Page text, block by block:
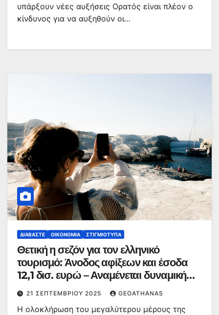
υπάρξουν νέες αυξήσεις Ορατός είναι πλέον ο
κίνδυνος για να αυξηθούν οι…
ΔΙΑΒΆΣΤΕ ΟΙΚΟΝΟΜΊΑ ΣΤΙΓΜΙΌΤΥΠΑ
Θετική η σεζόν για τον ελληνικό
τουρισμό: Άνοδος αφίξεων και έσοδα
12,1 δισ. ευρώ – Αναμένεται δυναμική
συνέχεια τον Σεπτέμβριο
21 ΣΕΠΤΕΜΒΡΊΟΥ 2025 GEOATHANAS
Η ολοκλήρωση του μεγαλύτερου μέρους της